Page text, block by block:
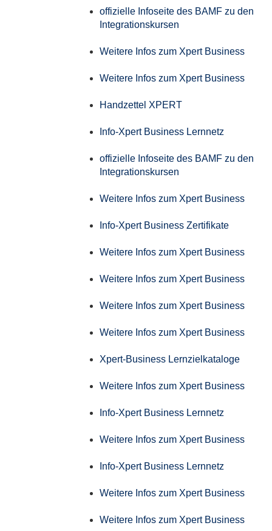
offizielle Infoseite des BAMF zu den
Integrationskursen
Weitere Infos zum Xpert Business
Weitere Infos zum Xpert Business
Handzettel XPERT
Info-Xpert Business Lernnetz
offizielle Infoseite des BAMF zu den
Integrationskursen
Weitere Infos zum Xpert Business
Info-Xpert Business Zertifikate
Weitere Infos zum Xpert Business
Weitere Infos zum Xpert Business
Weitere Infos zum Xpert Business
Weitere Infos zum Xpert Business
Xpert-Business Lernzielkataloge
Weitere Infos zum Xpert Business
Info-Xpert Business Lernnetz
Weitere Infos zum Xpert Business
Info-Xpert Business Lernnetz
Weitere Infos zum Xpert Business
Weitere Infos zum Xpert Business